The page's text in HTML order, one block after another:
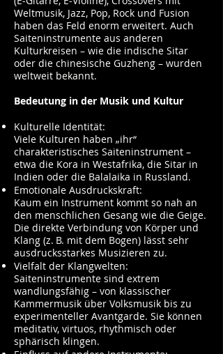
Weltmusik, Jazz, Pop, Rock und Fusion
haben das Feld enorm erweitert. Auch
Saiteninstrumente aus anderen
Kulturkreisen – wie die indische Sitar
oder die chinesische Guzheng – wurden
weltweit bekannt.
Bedeutung in der Musik und Kultur
Kulturelle Identität:
Viele Kulturen haben „ihr“
charakteristisches Saiteninstrument –
etwa die Kora in Westafrika, die Sitar in
Indien oder die Balalaika in Russland.
Emotionale Ausdruckskraft:
Kaum ein Instrument kommt so nah an
den menschlichen Gesang wie die Geige.
Die direkte Verbindung von Körper und
Klang (z. B. mit dem Bogen) lässt sehr
ausdrucksstarkes Musizieren zu.
Vielfalt der Klangwelten:
Saiteninstrumente sind extrem
wandlungsfähig – von klassischer
Kammermusik über Volksmusik bis zu
experimenteller Avantgarde. Sie können
meditativ, virtuos, rhythmisch oder
sphärisch klingen.